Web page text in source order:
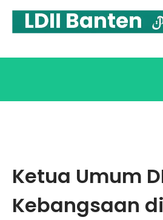
Ketua Umum
Kebangsaan